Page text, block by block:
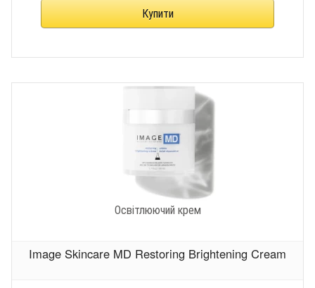
Освітлюючий крем
Image Skincare MD Restoring Brightening Cream